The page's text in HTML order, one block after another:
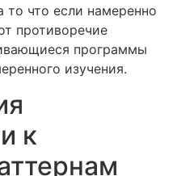
то что если намеренно
противоречие
программы
изучения.
к